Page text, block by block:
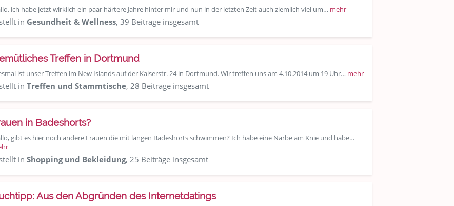
ich habe jetzt wirklich ein paar härtere Jahre hinter mir und nun in der letzten Zeit auch ziemlich viel um… mehr
in Gesundheit & Wellness, 39 Beiträge insgesamt
Treffen in Dortmund
ist unser Treffen im New Islands auf der Kaiserstr. 24 in Dortmund. Wir treffen uns am 4.10.2014 um 19 Uhr… mehr
in Treffen und Stammtische, 28 Beiträge insgesamt
in Badeshorts?
gibt es hier noch andere Frauen die mit langen Badeshorts schwimmen? Ich habe eine Narbe am Knie und habe…
in Shopping und Bekleidung, 25 Beiträge insgesamt
Aus den Abgründen des Internetdatings